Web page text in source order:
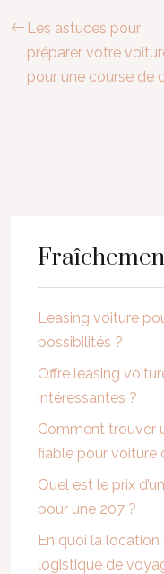
Les astuces pour
préparer votre
pour une course de
Leasing voiture
possibilités ?
Offre leasing
intéressantes ?
Comment trouver
fiable pour voiture
Quel est le prix
pour une 207 ?
En quoi la
logistique de